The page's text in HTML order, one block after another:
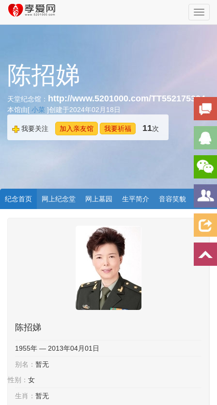
陈招娣
天堂纪念馆： http://www.5201000.com/TT552175394
本馆由[ 小菜 ]创建于2024年02月18日
我要关注 加入亲友馆 我要祈福 11次
纪念首页 网上纪念堂 网上墓园 生平简介 音容笑貌
陈招娣
1955年 — 2013年04月01日
别名： 暂无
性别： 女
生肖： 暂无